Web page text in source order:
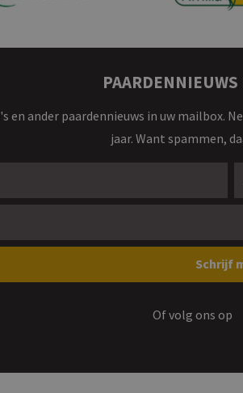
en ander paardennieuws in uw mailbox.
jaar. Want spammen,
laten
Schrijf
Of volg ons op